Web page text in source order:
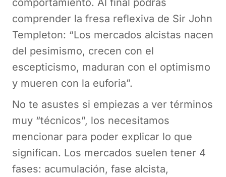
comportamiento. Al final podrás
comprender la fresa reflexiva de Sir John
Templeton: “Los mercados alcistas nacen
del pesimismo, crecen con el
escepticismo, maduran con el optimismo
y mueren con la euforia”.
No te asustes si empiezas a ver términos
muy “técnicos”, los necesitamos
mencionar para poder explicar lo que
significan. Los mercados suelen tener 4
fases: acumulación, fase alcista,